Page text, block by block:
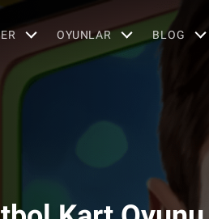
OYUNLAR BLOG